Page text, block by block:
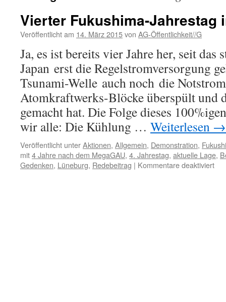
Vierter Fukushima-Jahrestag
Veröffentlicht am 14. März 2015von AG-Öffentlichkeit//G
Ja, es ist bereits vier Jahre her, seit das
Japan erst die Regelstromversorgung
Tsunami-Welle auch noch die
Atomkraftwerks-Blöcke überspült und
gemacht hat. Die Folge dieses
wir alle: Die Kühlung … Weiterlesen →
Veröffentlicht unterAktionen, Allgemein, Demonstration,
mit4 Jahre nach dem MegaGAU, 4. Jahrestag, aktuelle Lage,
Gedenken, Lüneburg, Redebeitrag | Kommentare deaktiviertfür